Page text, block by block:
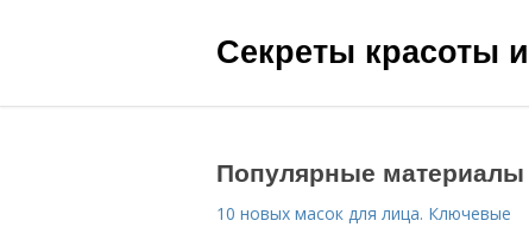
Секреты красоты
Популярные материалы
10 новых масок для лица. Ключевые